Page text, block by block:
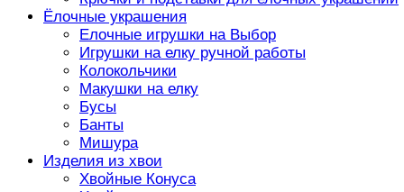
Ёлочные украшения
Елочные игрушки на Выбор
Игрушки на елку ручной работы
Колокольчики
Макушки на елку
Бусы
Банты
Мишура
Изделия из хвои
Хвойные Конуса